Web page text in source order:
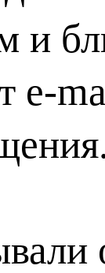
и
е-